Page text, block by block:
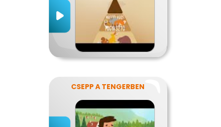
CSEPP A TENGERBEN